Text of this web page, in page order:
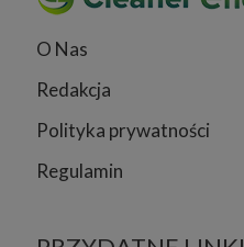
O Nas
Redakcja
Polityka prywatności
Regulamin